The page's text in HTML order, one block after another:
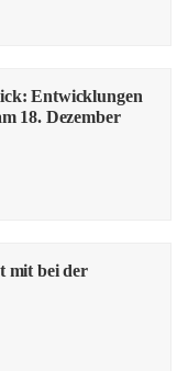
Entwicklungen
18. Dezember
mit bei der